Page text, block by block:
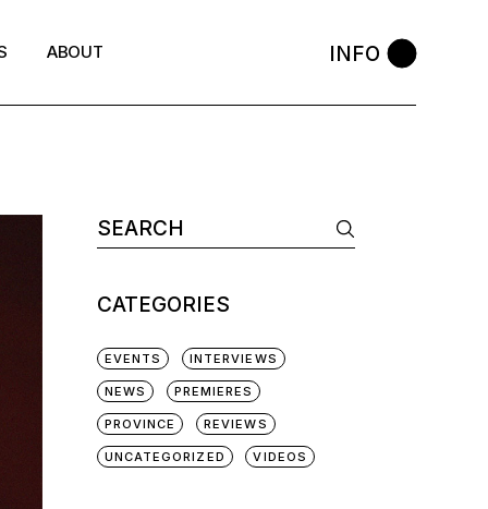
ABOUT INFO
CATEGORIES
EVENTS INTERVIEWS
NEWS PREMIERES
PROVINCE REVIEWS
UNCATEGORIZED VIDEOS